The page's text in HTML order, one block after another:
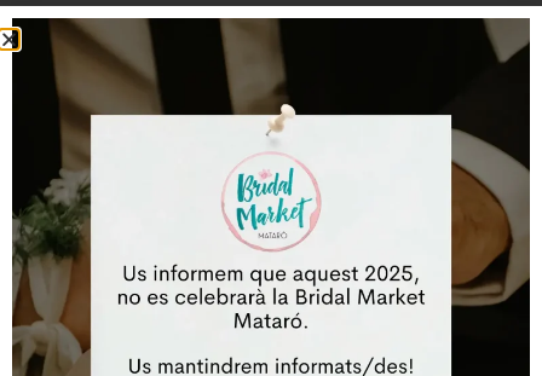
Nom*
Correu electrònic*
Lloc web
Desa el meu nom, correu electrònic i lloc web en aquest
navegador per a la pròxima vegada que comenti.